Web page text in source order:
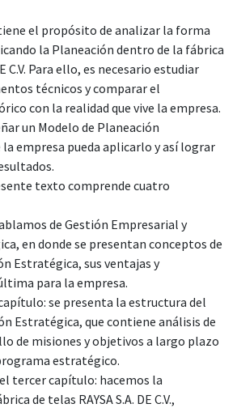
el propósito de analizar la forma
la Planeación dentro de la fábrica
C.V. Para ello, es necesario estudiar
técnicos y comparar el
con la realidad que vive la empresa.
un Modelo de Planeación
empresa pueda aplicarlo y así lograr
texto comprende cuatro
de Gestión Empresarial y
en donde se presentan conceptos de
Estratégica, sus ventajas y
para la empresa.
se presenta la estructura del
Estratégica, que contiene análisis de
de misiones y objetivos a largo plazo
estratégico.
tercer capítulo: hacemos la
de telas RAYSA S.A. DE C.V.,